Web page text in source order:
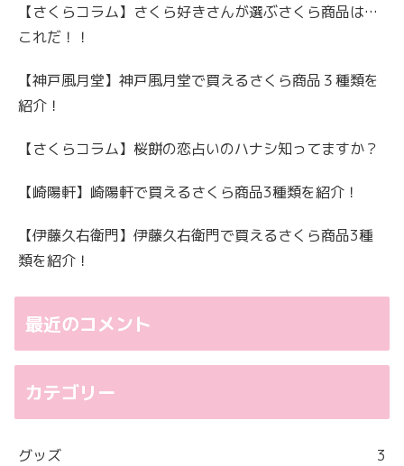
【さくらコラム】さくら好きさんが選ぶさくら商品は…
これだ！！
【神戸風月堂】神戸風月堂で買えるさくら商品３種類を
紹介！
【さくらコラム】桜餅の恋占いのハナシ知ってますか？
【崎陽軒】崎陽軒で買えるさくら商品3種類を紹介！
【伊藤久右衛門】伊藤久右衛門で買えるさくら商品3種
類を紹介！
最近のコメント
カテゴリー
グッズ 3